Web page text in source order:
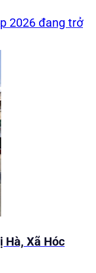
2026 đang trở
Hà, Xã Hóc